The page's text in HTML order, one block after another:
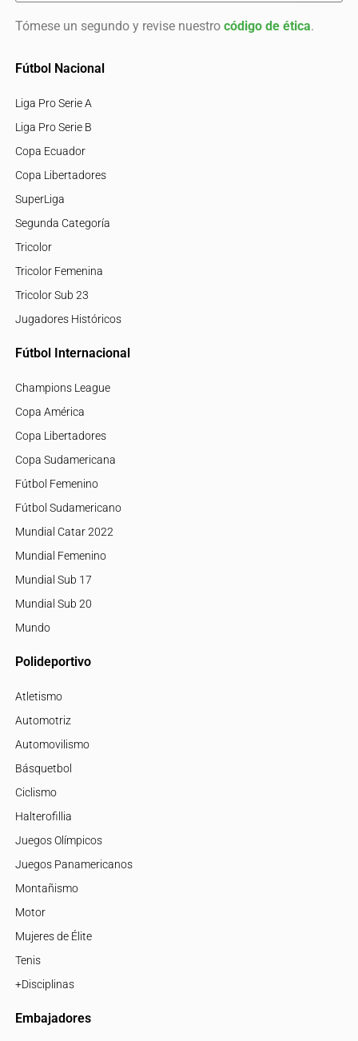
Tómese un segundo y revise nuestro código de ética.
Fútbol Nacional
Liga Pro Serie A
Liga Pro Serie B
Copa Ecuador
Copa Libertadores
SuperLiga
Segunda Categoría
Tricolor
Tricolor Femenina
Tricolor Sub 23
Jugadores Históricos
Fútbol Internacional
Champions League
Copa América
Copa Libertadores
Copa Sudamericana
Fútbol Femenino
Fútbol Sudamericano
Mundial Catar 2022
Mundial Femenino
Mundial Sub 17
Mundial Sub 20
Mundo
Polideportivo
Atletismo
Automotriz
Automovilismo
Básquetbol
Ciclismo
Halterofillia
Juegos Olímpicos
Juegos Panamericanos
Montañismo
Motor
Mujeres de Élite
Tenis
+Disciplinas
Embajadores